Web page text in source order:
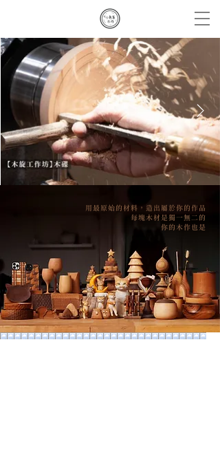
用最原始的材料，造出屬於你的作品
每塊木材是獨一無二的
你的木作也是